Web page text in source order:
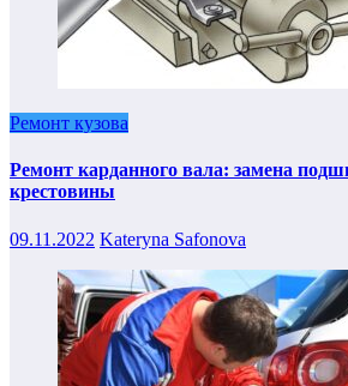
Ремонт кузова
Ремонт карданного вала: замена
крестовины
09.11.2022 Kateryna Safonova